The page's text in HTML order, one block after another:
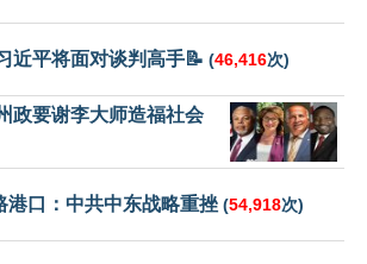
近平将面对谈判高手📝 (46,416次)
政要谢李大师造福社会
港口：中共中东战略重挫 (54,918次)